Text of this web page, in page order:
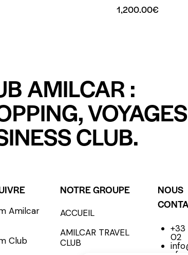
1,200.00€
AMILCAR :
CLUB.
Amilcar
Club
NOTRE GROUPE
ACCUEIL
AMILCAR TRAVEL
CLUB
NOUS
02